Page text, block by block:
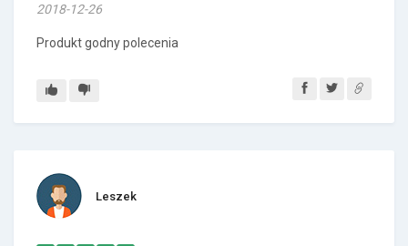
2018-12-26
Produkt godny polecenia
Leszek